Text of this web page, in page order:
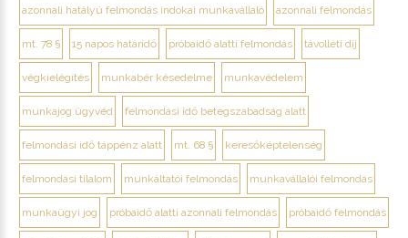
azonnali hatályú felmondás indokai munkavállaló azonnali felmondás
mt. 78 § 15 napos határidő próbaidő alatti felmondás távolléti díj
végkielégítés munkabér késedelme munkavédelem
munkajog ügyvéd felmondási idő betegszabadság alatt
felmondási idő táppénz alatt mt. 68 § keresőképtelenség
felmondási tilalom munkáltatói felmondás munkavállalói felmondás
munkaügyi jog próbaidő alatti azonnali felmondás próbaidő felmondás